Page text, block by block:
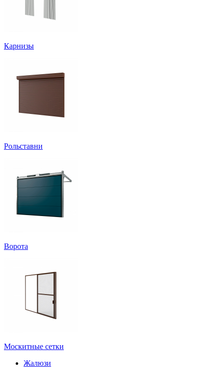
Карнизы
Рольставни
Ворота
Москитные сетки
Жалюзи